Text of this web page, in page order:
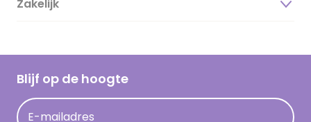
Hallmark Kaartclub
Acties
Magazine
Cadeau inspiratie
Kaartinspiratie
Zakelijk
Blijf op de hoogte
E-mailadres